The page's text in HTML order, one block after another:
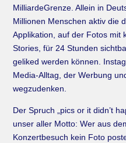
Milliarde­Grenze. Allein in
Millionen Menschen aktiv die
Applikation, auf der Fotos mit
Stories, für 24 Stunden
geliked werden können.
Media-­Alltag, der Werbung
wegzudenken.
Der Spruch „pics or it didn’t
unser aller Motto: Wer aus
Konzertbesuch kein Foto